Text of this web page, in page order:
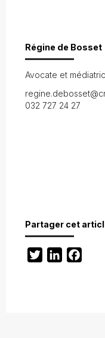
Régine de Bosset
Avocate et
032 727 24 27
Partager cet
TwitterLinkedIn